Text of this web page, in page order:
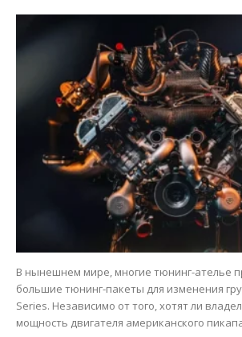
В нынешнем мире, многие тюнинг-ателье
большие тюнинг-пакеты для изменения
Series. Независимо от того, хотят ли
мощность двигателя американского